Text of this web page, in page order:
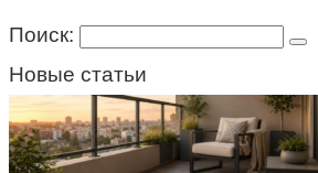
Поиск:
Новые статьи